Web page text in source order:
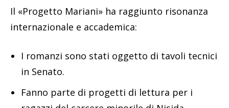
Il «Progetto Mariani» ha raggiunto risonanza
internazionale e accademica:
I romanzi sono stati oggetto di tavoli tecnici
in Senato.
Fanno parte di progetti di lettura per i